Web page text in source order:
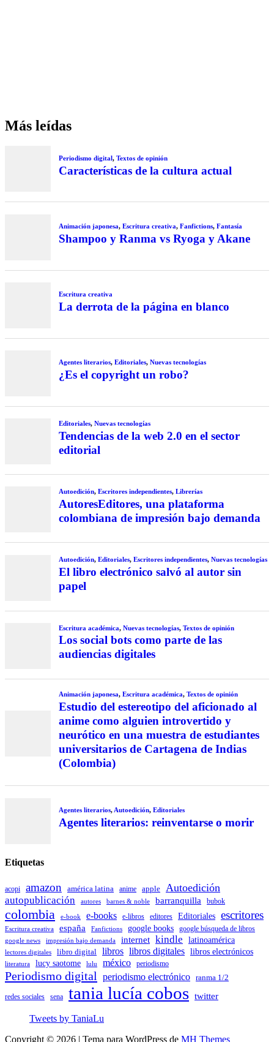
Más leídas
Periodismo digital, Textos de opinión
Características de la cultura actual
Animación japonesa, Escritura creativa, Fanfictions, Fantasía
Shampoo y Ranma vs Ryoga y Akane
Escritura creativa
La derrota de la página en blanco
Agentes literarios, Editoriales, Nuevas tecnologías
¿Es el copyright un robo?
Editoriales, Nuevas tecnologías
Tendencias de la web 2.0 en el sector
editorial
Autoedición, Escritores independientes, Librerías
AutoresEditores, una plataforma
colombiana de impresión bajo demanda
Autoedición, Editoriales, Escritores independientes, Nuevas tecnologías
El libro electrónico salvó al autor sin
papel
Escritura académica, Nuevas tecnologías, Textos de opinión
Los social bots como parte de las
audiencias digitales
Animación japonesa, Escritura académica, Textos de opinión
Estudio del estereotipo del aficionado al
anime como alguien introvertido y
neurótico en una muestra de estudiantes
universitarios de Cartagena de Indias
(Colombia)
Agentes literarios, Autoedición, Editoriales
Agentes literarios: reinventarse o morir
Etiquetas
acopi amazon américa latina anime apple Autoedición
autopublicación autores barnes & noble barranquilla bubok
colombia e-book e-books e-libros editores Editoriales escritores
Escritura creativa españa Fanfictions google books google búsqueda de libros
google news impresión bajo demanda internet kindle latinoamérica
lectores digitales libro digital libros libros digitales libros electrónicos
literatura lucy saotome lulu méxico periodismo
Periodismo digital periodismo electrónico ranma 1/2
redes sociales sena tania lucía cobos twitter
Tweets by TaniaLu
Copyright © 2026 | Tema para WordPress de MH Themes